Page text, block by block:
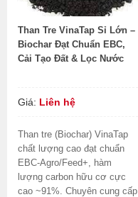
Than Tre VinaTap Sỉ Lớn –
Biochar Đạt Chuẩn EBC,
Cải Tạo Đất & Lọc Nước
Giá: Liên hệ
Than tre (Biochar) VinaTap
chất lượng cao đạt chuẩn
EBC-Agro/Feed+, hàm
lượng carbon hữu cơ cực
cao ~91%. Chuyên cung cấp